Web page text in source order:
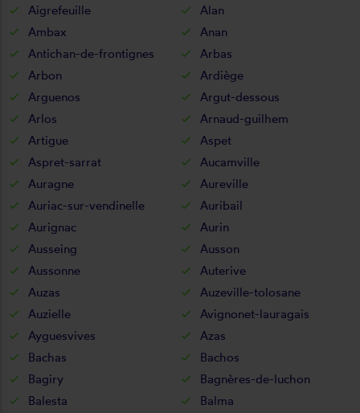
Aigrefeuille
Alan
Ambax
Anan
Antichan-de-frontignes
Arbas
Arbon
Ardiège
Arguenos
Argut-dessous
Arlos
Arnaud-guilhem
Artigue
Aspet
Aspret-sarrat
Aucamville
Auragne
Aureville
Auriac-sur-vendinelle
Auribail
Aurignac
Aurin
Ausseing
Ausson
Aussonne
Auterive
Auzas
Auzeville-tolosane
Auzielle
Avignonet-lauragais
Ayguesvives
Azas
Bachas
Bachos
Bagiry
Bagnères-de-luchon
Balesta
Balma